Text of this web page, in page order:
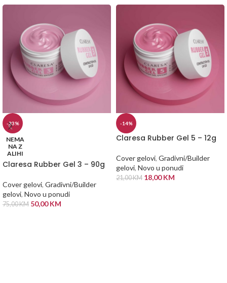
-33%
NEMA
NA Z
ALIHI
Claresa Rubber Gel 3 – 90g
Cover gelovi, Gradivni/Builder
gelovi, Novo u ponudi
75,00KM 50,00KM
-14%
Claresa Rubber Gel 5 – 12g
Cover gelovi, Gradivni/Builder
gelovi, Novo u ponudi
21,00KM 18,00KM